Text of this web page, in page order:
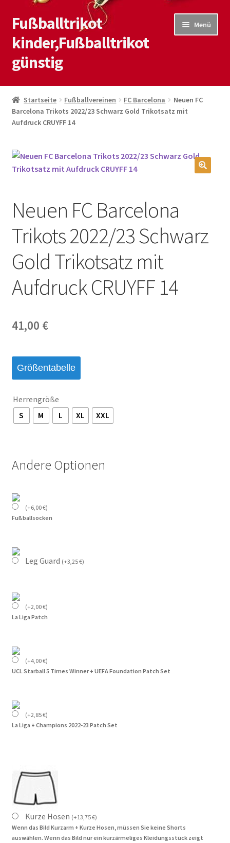
Zur
Navigation
springen
Zum
Inhalt
springen
Fußballtrikot
kinder,Fußballtrikot
günstig
Menü
Start
Blog
Kontaktiere uns
Shop
Startseite Fußballvereinen FC Barcelona
Neuen FC
Barcelona Trikots 2022/23 Schwarz Gold Trikotsatz mit
Aufdruck CRUYFF 14
Neuen FC Barcelona
Trikots 2022/23 Schwarz
Gold Trikotsatz mit
Aufdruck CRUYFF 14
41,00 €
Größentabelle
Herrengröße
S
M L XL XXL
Andere Optionen
(+6,00€)
Fußballsocken
Leg Guard (+3,25€)
(+2,00€)
La Liga Patch
(+4,00€)
UCL Starball 5 Times Winner + UEFA Foundation Patch Set
(+2,85€)
La Liga + Champions 2022-23 Patch Set
Kurze Hosen (+13,75€)
Wenn das Bild Kurzarm + Kurze Hosen, müssen Sie keine Shorts
auswählen. Wenn das Bild nur ein kurzärmeliges Kleidungsstück zeigt